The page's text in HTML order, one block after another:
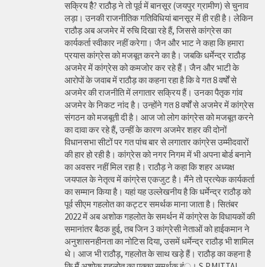
सक्रिय हैै? राठौड़ ने तो पूर्व में बानसूर (जयपुर ग्रामीण) से चुनाव
लड़ा। उनकी राजनीतिक गतिविधियां बानसूर में ही रही है। लेकिन
राठौड़ अब अजमेर में रुचि दिखा रहे हैं, जिससे कांग्रेस का
कार्यकर्ता स्वीकार नहीं करेगा। जैन और भाट ने कहा कि हमारा
प्रयास कांग्रेस को मजबूत करने का है। जबकि धर्मेन्द्र राठौड़
अजमेर में कांग्रेस को कमजोर कर रहे हैं। जैन और भाटी के
आरोपों के जवाब में राठौड़ का कहना रहा है कि वे गत 8 वर्षों से
अजमेर की राजनीति में लगातार सक्रिय हैं। उनका पैतृक गांव
अजमेर के निकट नांद है। उन्होंने गत 8 वर्षों से अजमेर में कांग्रेस
संगठन को मजबूती दी है। आज जो लोग कांग्रेस को मजबूत करने
का दावा कर रहे हैं, उन्हीं के कारण अजमेर शहर की दोनों
विधानसभा सीटों पर गत पांच बार से लगातार कांग्रेस उम्मीदवारों
की हार हो रही है। कांग्रेस को नगर निगम में भी अपना बोर्ड बनाने
का अवसर नहीं मिल रहा है। राठौड़ ने कहा कि शहर अध्यक्ष
जयपाल के नेतृत्व में कांग्रेस एकजुट है। मैंने तो प्रत्येक कार्यकर्ता
का सम्मान किया है। यहां यह उल्लेखनीय है कि धर्मेन्द्र राठौड़ को
पूर्व सीएम गहलोत का कट्टर समर्थक माना जाता है। सितंबर
2022 में अब अशोक गहलोत के समर्थन में कांग्रेस के विधायकों की
समानांतर बैठक हुई, तब जिन 3 कांग्रेसी नेताओं को हाईकमान ने
अनुशासनहीनता का नोटिस दिया, उसमें धर्मेन्द्र राठौड़ भी शामिल
थे। आज भी राठौड़, गहलोत के साथ खड़े हैं। राठौड़ का कहना है